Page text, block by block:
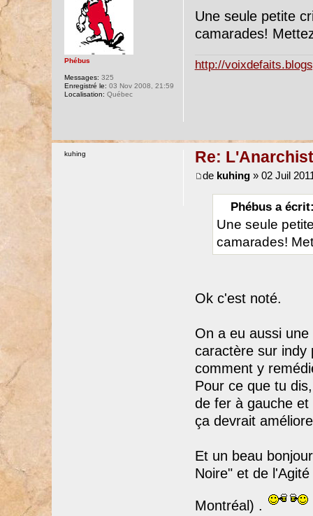
Une seule petite
camarades!
http://
Phébus
Messages: 325
Enregistré le: 03 Nov 2008, 21:59
Localisation: Québec
Re:
de kuhing» 02 Juil
Phébus a
Une seule
camarades!
Ok c'est noté.
On a eu aussi
caractère sur indy
comment y
Pour ce que tu
de fer à gauche
ça devrait
Et un beau
Noire" et de
Montréal) .
kuhing